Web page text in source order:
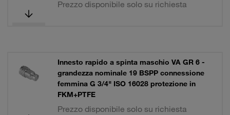
Prezzo disponibile solo su richiesta
Innesto rapido a spinta maschio VA GR 6 -
grandezza nominale 19 BSPP connessione
femmina G 3/4" ISO 16028 protezione in
FKM+PTFE
Prezzo disponibile solo su richiesta